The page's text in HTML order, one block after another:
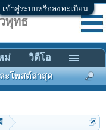
เข้าสู่ระบบหรือลงทะเบียน
พุทธ
ะโพสต์ล่าสุด
ม่ วิดีโอ